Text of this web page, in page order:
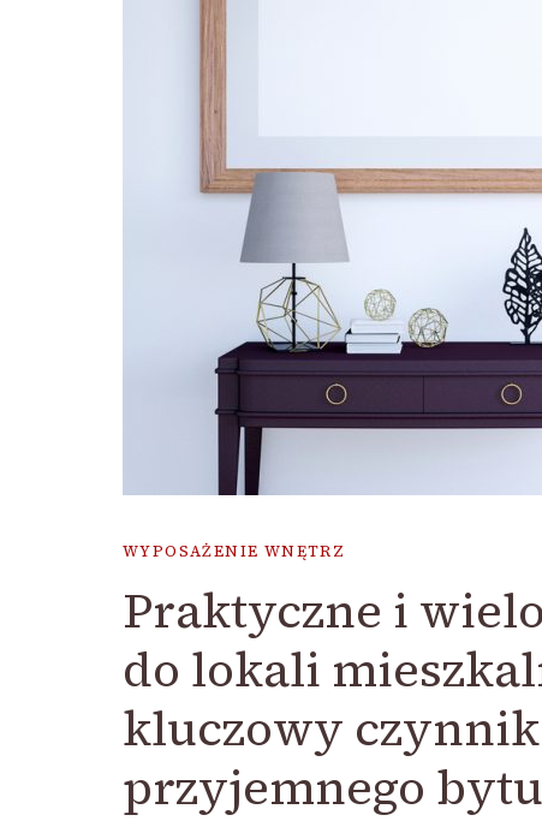
WYPOSAŻENIE WNĘTRZ
Praktyczne i
do lokali
kluczowy
przyjemnego